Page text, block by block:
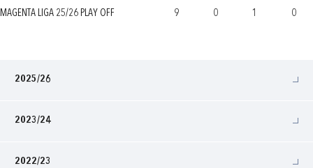
MAGENTA LIGA 25/26 PLAY OFF 9 0 1 0
2025/26
2023/24
2022/23